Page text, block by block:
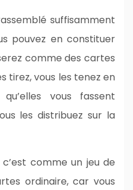
suffisamment
pouvez en constituer
comme des cartes
tirez, vous les tenez en
vous fassent
les distribuez sur la
comme un jeu de
ordinaire, car vous